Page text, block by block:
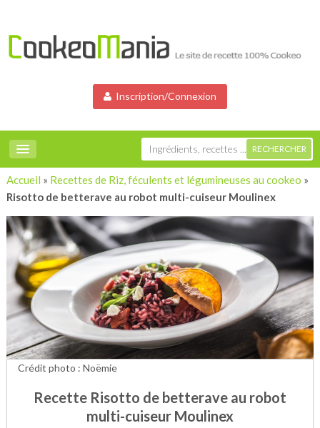
Inscription/Connexion
Accueil » Recettes de Riz, féculents et légumineuses au cookeo »
Risotto de betterave au robot multi-cuiseur Moulinex
Recette Risotto de betterave au robot
multi-cuiseur Moulinex
Crédit photo : Noëmie